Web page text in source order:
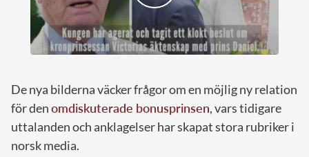
De nya bilderna väcker frågor om en möjlig ny relation
för denomdiskuterade bonusprinsen, vars tidigare
uttalanden och anklagelser har skapat stora rubriker i
norsk media.